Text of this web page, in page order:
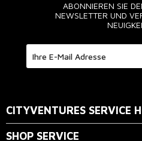
ABONNIEREN SIE
NEWSLETTER UND
CITYVENTURES SERVICE
SHOP SERVICE